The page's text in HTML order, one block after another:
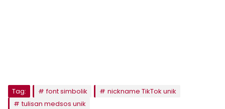
Tag: font simbolik
nickname TikTok unik
tulisan medsos unik